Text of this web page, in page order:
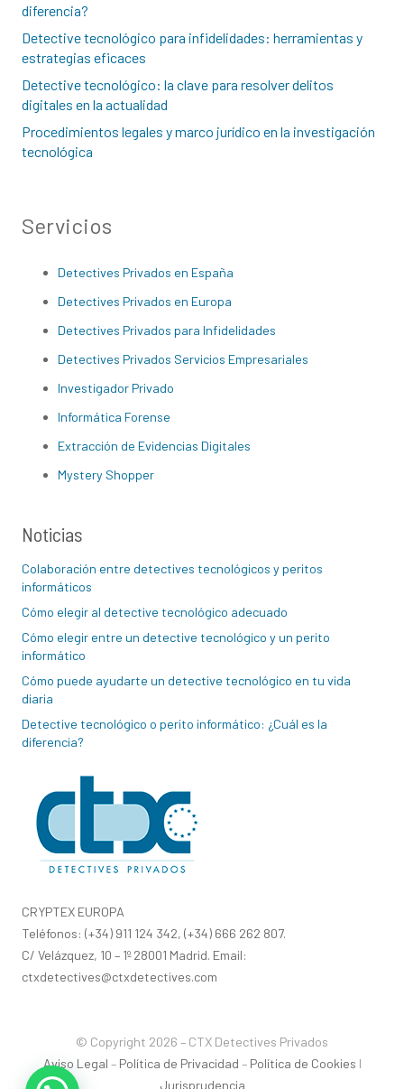
diferencia?
Detective tecnológico para infidelidades: herramientas y
estrategias eficaces
Detective tecnológico: la clave para resolver delitos
digitales en la actualidad
Procedimientos legales y marco jurídico en la investigación
tecnológica
Servicios
Detectives Privados en España
Detectives Privados en Europa
Detectives Privados para Infidelidades
Detectives Privados Servicios Empresariales
Investigador Privado
Informática Forense
Extracción de Evidencias Digitales
Mystery Shopper
Noticias
Colaboración entre detectives tecnológicos y peritos
informáticos
Cómo elegir al detective tecnológico adecuado
Cómo elegir entre un detective tecnológico y un perito
informático
Cómo puede ayudarte un detective tecnológico en tu vida
diaria
Detective tecnológico o perito informático: ¿Cuál es la
diferencia?
CRYPTEX EUROPA
Teléfonos: (+34) 911 124 342, (+34) 666 262 807.
C/ Velázquez, 10 – 1º 28001 Madrid. Email:
ctxdetectives@ctxdetectives.com
© Copyright 2026 – CTX Detectives Privados
Aviso Legal – Política de Privacidad – Política de Cookies I
Jurisprudencia